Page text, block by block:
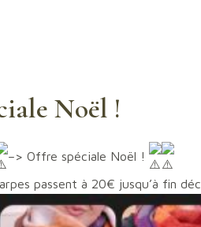
Noël !
–> Offre spéciale Noël !
passent à 20€ jusqu’à fin